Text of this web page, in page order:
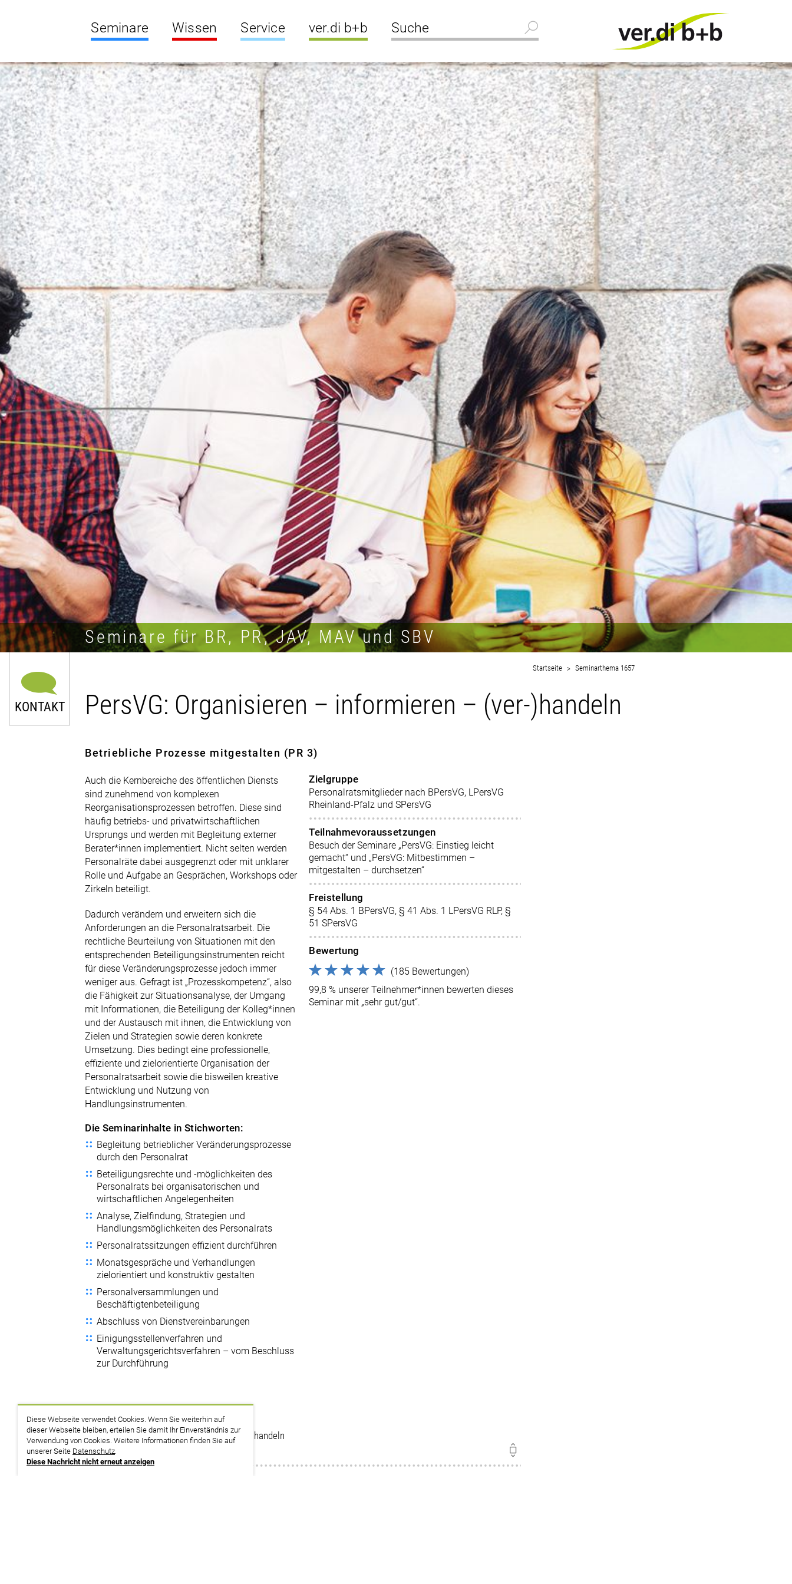
Diese Webseite verwendet Cookies. Wenn Sie weiterhin auf
dieser Webseite bleiben, erteilen Sie damit Ihr Einverständnis zur
Verwendung von Cookies. Weitere Informationen finden Sie auf
unserer Seite Datenschutz.
Diese Nachricht nicht erneut anzeigen
Seminare Wissen Service ver.di b+b
Seminare für BR, PR, JAV, MAV und SBV
KONTAKT
0211 9046-0
E-Mail senden
Newsletter
Startseite Seminarthema 1657
PersVG: Organisieren – informieren – (ver-)handeln
Betriebliche Prozesse mitgestalten (PR 3)
Auch die Kernbereiche des öffentlichen Diensts
sind zunehmend von komplexen
Reorganisationsprozessen betroffen. Diese sind
häufig betriebs- und privatwirtschaftlichen
Ursprungs und werden mit Begleitung externer
Berater*innen implementiert. Nicht selten werden
Personalräte dabei ausgegrenzt oder mit unklarer
Rolle und Aufgabe an Gesprächen, Workshops oder
Zirkeln beteiligt.
Dadurch verändern und erweitern sich die
Anforderungen an die Personalratsarbeit. Die
rechtliche Beurteilung von Situationen mit den
entsprechenden Beteiligungsinstrumenten reicht
für diese Veränderungsprozesse jedoch immer
weniger aus. Gefragt ist „Prozesskompetenz“, also
die Fähigkeit zur Situationsanalyse, der Umgang
mit Informationen, die Beteiligung der Kolleg*innen
und der Austausch mit ihnen, die Entwicklung von
Zielen und Strategien sowie deren konkrete
Umsetzung. Dies bedingt eine professionelle,
effiziente und zielorientierte Organisation der
Personalratsarbeit sowie die bisweilen kreative
Entwicklung und Nutzung von
Handlungsinstrumenten.
Die Seminarinhalte in Stichworten:
Begleitung betrieblicher Veränderungsprozesse
durch den Personalrat
Beteiligungsrechte und -möglichkeiten des
Personalrats bei organisatorischen und
wirtschaftlichen Angelegenheiten
Analyse, Zielfindung, Strategien und
Handlungsmöglichkeiten des Personalrats
Personalratssitzungen effizient durchführen
Monatsgespräche und Verhandlungen
zielorientiert und konstruktiv gestalten
Personalversammlungen und
Beschäftigtenbeteiligung
Abschluss von Dienstvereinbarungen
Einigungsstellenverfahren und
Verwaltungsgerichtsverfahren – vom Beschluss
zur Durchführung
Zielgruppe
Personalratsmitglieder nach BPersVG, LPersVG
Rheinland-Pfalz und SPersVG
Teilnahmevoraussetzungen
Besuch der Seminare „PersVG: Einstieg leicht
gemacht“ und „PersVG: Mitbestimmen –
mitgestalten – durchsetzen“
Freistellung
§ 54 Abs. 1 BPersVG, § 41 Abs. 1 LPersVG RLP, §
51 SPersVG
Bewertung
(185 Bewertungen)
99,8 % unserer Teilnehmer*innen bewerten dieses
Seminar mit „sehr gut/gut“.
Themenplan
PersVG: Organisieren – informieren – (ver-)handeln
Betriebliche Prozesse mitgestalten (PR 3)